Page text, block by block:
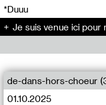
*Duuu
Je suis venue ici pour
de-dans-hors-choeur
01.10.2025
00
00